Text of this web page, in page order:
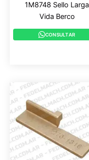
1M8748 Sello Larga
Vida Berco
CONSULTAR